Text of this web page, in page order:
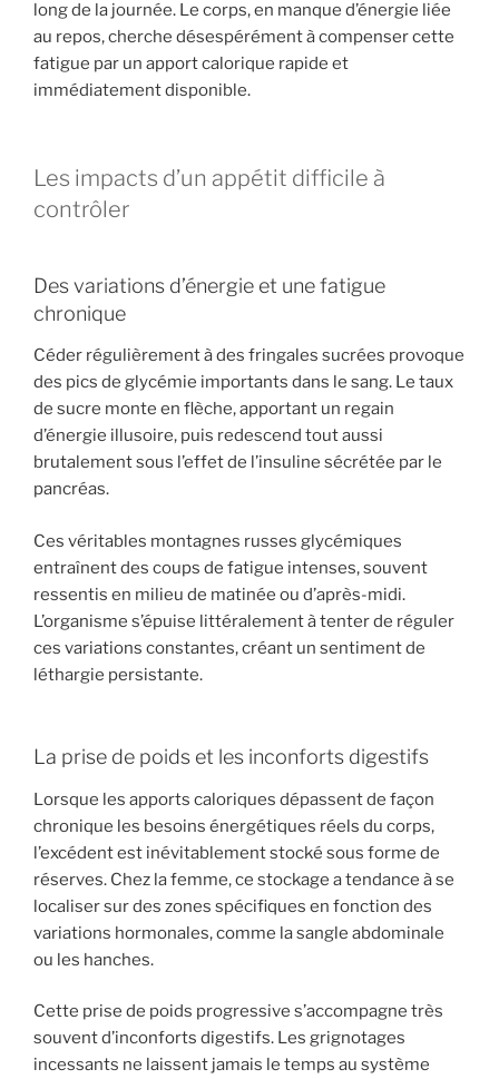
long de la journée. Le corps, en manque d’énergie liée
au repos, cherche désespérément à compenser cette
fatigue par un apport calorique rapide et
immédiatement disponible.
Les impacts d’un appétit difficile à
contrôler
Des variations d’énergie et une fatigue
chronique
Céder régulièrement à des fringales sucrées provoque
des pics de glycémie importants dans le sang. Le taux
de sucre monte en flèche, apportant un regain
d’énergie illusoire, puis redescend tout aussi
brutalement sous l’effet de l’insuline sécrétée par le
pancréas.
Ces véritables montagnes russes glycémiques
entraînent des coups de fatigue intenses, souvent
ressentis en milieu de matinée ou d’après-midi.
L’organisme s’épuise littéralement à tenter de réguler
ces variations constantes, créant un sentiment de
léthargie persistante.
La prise de poids et les inconforts digestifs
Lorsque les apports caloriques dépassent de façon
chronique les besoins énergétiques réels du corps,
l’excédent est inévitablement stocké sous forme de
réserves. Chez la femme, ce stockage a tendance à se
localiser sur des zones spécifiques en fonction des
variations hormonales, comme la sangle abdominale
ou les hanches.
Cette prise de poids progressive s’accompagne très
souvent d’inconforts digestifs. Les grignotages
incessants ne laissent jamais le temps au système